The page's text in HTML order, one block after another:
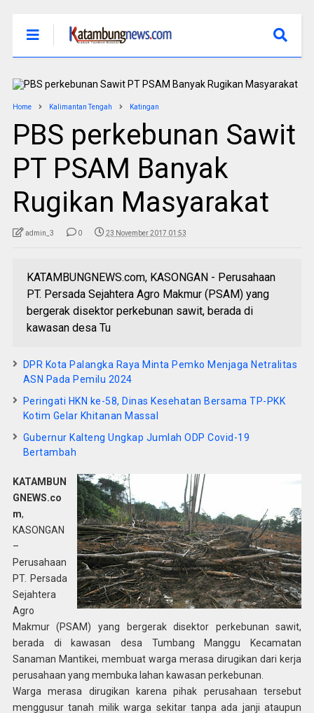
Home Kalimantan Tengah Katingan
PBS perkebunan Sawit
PT PSAM Banyak
Rugikan Masyarakat
admin_3 0 23 November 2017 01:53
KATAMBUNGNEWS.com, KASONGAN - Perusahaan
PT. Persada Sejahtera Agro Makmur (PSAM) yang
bergerak disektor perkebunan sawit, berada di
kawasan desa Tu
DPR Kota Palangka Raya Minta Pemko Menjaga Netralitas
ASN Pada Pemilu 2024
Peringati HKN ke-58, Dinas Kesehatan Bersama TP-PKK
Kotim Gelar Khitanan Massal
Gubernur Kalteng Ungkap Jumlah ODP Covid-19
Bertambah
KATAMBUN
GNEWS.co
m,
KASONGAN
–
Perusahaan
PT. Persada
Sejahtera
Agro
Makmur (PSAM) yang bergerak disektor perkebunan sawit,
berada di kawasan desa Tumbang Manggu Kecamatan
Sanaman Mantikei, membuat warga merasa dirugikan dari kerja
perusahaan yang membuka lahan kawasan perkebunan.
Warga merasa dirugikan karena pihak perusahaan tersebut
menggusur tanah milik warga sekitar tanpa ada janji ataupun